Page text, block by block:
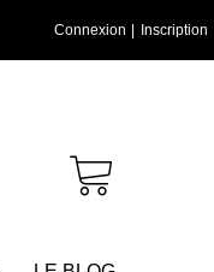
Connexion Inscription